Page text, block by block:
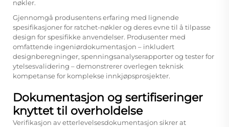
nøkler.
Gjennomgå produsentens erfaring med lignende
spesifikasjoner for ratchet-nøkler og deres evne til å tilpasse
design for spesifikke anvendelser. Produsenter med
omfattende ingeniørdokumentasjon – inkludert
designberegninger, spenningsanalyserapporter og tester for
ytelsesvalidering – demonstrerer overlegen teknisk
kompetanse for komplekse innkjøpsprosjekter.
Dokumentasjon og sertifiseringer
knyttet til overholdelse
Verifikasjon av etterlevelsesdokumentasjon sikrer at